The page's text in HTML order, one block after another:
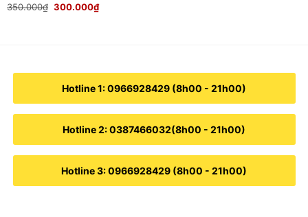
350.000₫ Giá
300.000₫Giá
hiện
Hotline 1: 0966928429 (8h00 - 21h00)
Hotline 2: 0387466032(8h00 - 21h00)
Hotline 3: 0966928429 (8h00 - 21h00)